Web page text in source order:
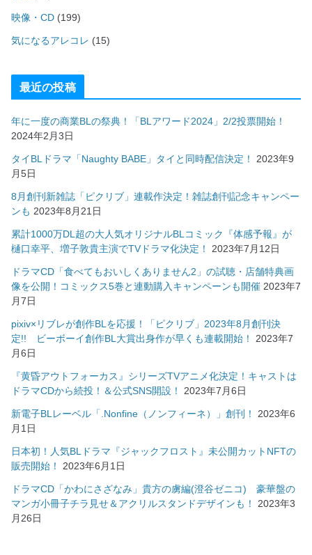
映像・CD (199)
気になるアレコレ (15)
最近の投稿
年に一度の商業BLの祭典！「BLアワード2024」2/2投票開始！
2024年2月3日
タイBLドラマ「Naughty BABE」タイと同時配信決定！
2023年9
月5日
8月創刊新雑誌「ピクリブ」連載作決定！雑誌創刊記念キャンペー
ンも 2023年8月21日
累計1000万DL超の大人気オリジナルBLコミック『体感予報』が
樋口幸平、増子敦貴主演でTVドラマ化決定！
2023年7月12日
ドラマCD「食べてもおいしくありません2」の試聴・店舗特典画
像を公開！コミックス5巻と連動購入キャンペーンも開催 2023年7
月7日
pixiv×リブレが創作BLを応援！「ピクリブ」2023年8月創刊決
定!! ビーボーイ創作BL大賞出身作が早くも連載開始！
2023年7
月6日
『黄昏アウトフォーカス』シリーズTVアニメ化決定！キャストは
ドラマCDから続投！＆公式SNS開設！
2023年7月6日
新電子BLレーベル「.Nonfine（ノンフィーネ）」創刊！
2023年6
月1日
日本初！人気BLドラマ『ジャックフロスト』未公開カットNFTの
販売開始！
2023年6月1日
ドラマCD「かわにさざなみ」貴方の虜編(澄谷ゼニコ) 豪華盤の
マンガ小冊子チラ見せ＆アクリルスタンドデザインも！
2023年3
月26日